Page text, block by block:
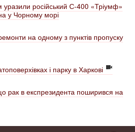
уразили російський С-400 «Тріумф»
у Чорному морі
на одному з пунктів пропуску
і парку в Харкові
рак в експрезидента поширився на